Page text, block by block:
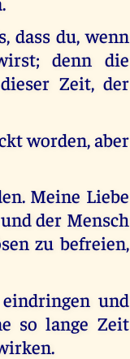
dass du, wenn
denn die
Zeit, der
worden, aber
Meine Liebe
der Mensch
zu befreien,
und
so lange Zeit